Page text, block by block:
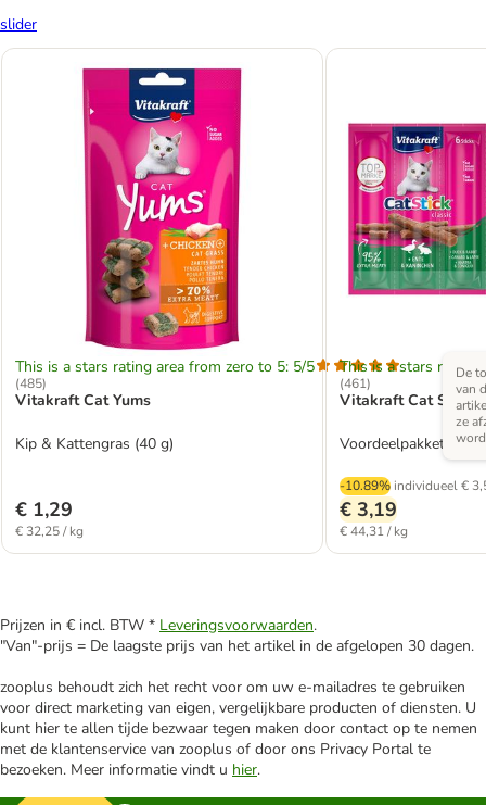
slider
This is a stars rating area from zero to 5: 5/5
(485)
Vitakraft Cat Yums
Kip & Kattengras (40 g)
€ 1,29
€ 32,25 / kg
This is a stars rating
(461)
Vitakraft Cat Stick
Voordeelpakket:
-10.89% individueel €
De
van
ze
€ 3,19
€ 44,31 / kg
Prijzen in € incl. BTW * Leveringsvoorwaarden.
"Van"-prijs = De laagste prijs van het artikel in de afgelopen 30 dagen.
zooplus behoudt zich het recht voor om uw e-mailadres te gebruiken
voor direct marketing van eigen, vergelijkbare producten of diensten. U
kunt hier te allen tijde bezwaar tegen maken door contact op te nemen
met de klantenservice van zooplus of door ons Privacy Portal te
bezoeken. Meer informatie vindt u hier.